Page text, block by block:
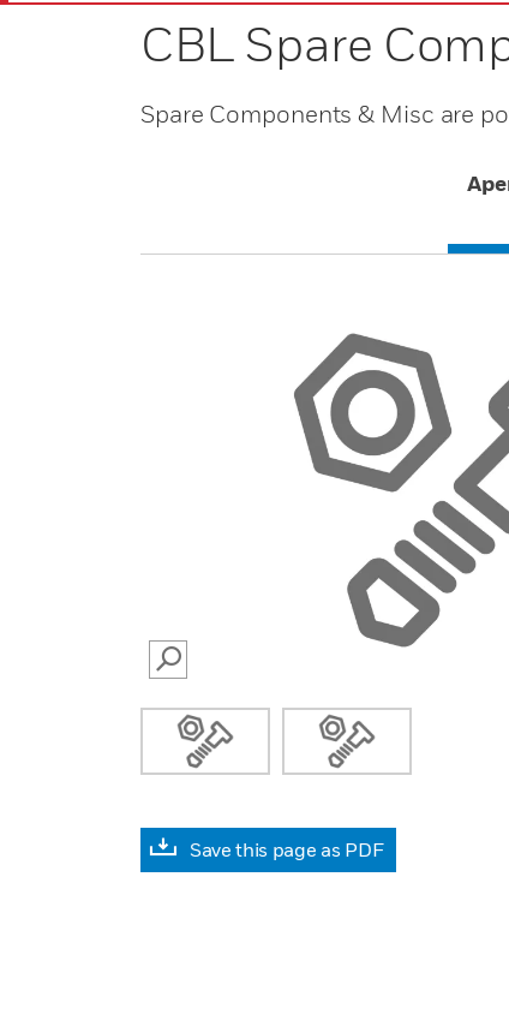
CBL Spare
Spare Components & Misc are
SEARCH
Save this page as PDF